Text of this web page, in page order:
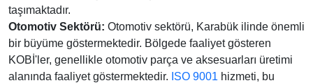
taşımaktadır.
Otomotiv Sektörü: Otomotiv sektörü, Karabük ilinde önemli
bir büyüme göstermektedir. Bölgede faaliyet gösteren
KOBİ'ler, genellikle otomotiv parça ve aksesuarları üretimi
alanında faaliyet göstermektedir. ISO 9001 hizmeti, bu